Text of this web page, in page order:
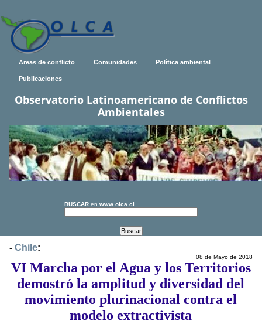
Areas de conflicto Comunidades Política ambiental
Publicaciones
Observatorio Latinoamericano de Conflictos
Ambientales
BUSCAR en www.olca.cl
- Chile:
08 de Mayo de 2018
VI Marcha por el Agua y los Territorios
demostró la amplitud y diversidad del
movimiento plurinacional contra el
modelo extractivista